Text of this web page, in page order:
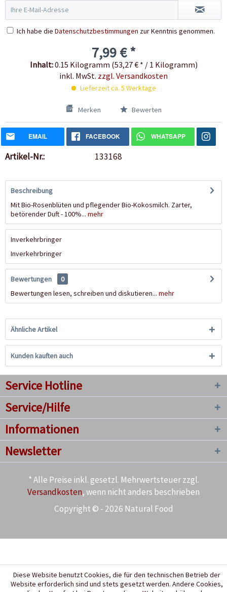
Ich habe die Datenschutzbestimmungen zur Kenntnis genommen.
7,99 € *
Inhalt:0.15 Kilogramm (53,27 € * / 1 Kilogramm)
inkl. MwSt. zzgl. Versandkosten
Lieferzeit ca. 5 Werktage
Merken Bewerten
EMAIL FACEBOOK WHATSAPP
Artikel-Nr.: 133168
Beschreibung
Mit Bio-Rosenblüten und pflegender Bio-Kokosmilch. Zarter,
betörender Duft - 100%... mehr
Inverkehrbringer
Inverkehrbringer
Bewertungen
0
Bewertungen lesen, schreiben und diskutieren... mehr
Ähnliche Artikel
Kunden kauften auch
Service Hotline
Service/Hilfe
Informationen
Newsletter
* Alle Preise inkl. gesetzl. Mehrwertsteuer zzgl.
Versandkosten, wenn nicht anders beschrieben
Copyright © - 2026 Natural Food
Diese Website benutzt Cookies, die für den technischen Betrieb der
Website erforderlich sind und stets gesetzt werden. Andere Cookies,